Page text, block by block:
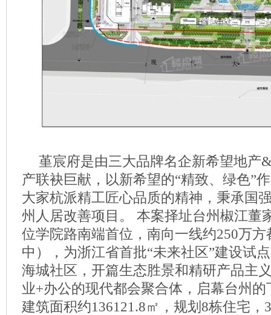
堇宸府是由三大品牌名企新希望地产
产联袂巨献，以新希望的“精致、绿色”
大家杭派精工匠心品质的精神，秉承国
州人居改善项目。 本案择址台州椒江董
位学院路南端首位，南向一线约250万
中），为浙江省首批“未来社区”建设
海城社区，开篇生态胜景和精研产品主
业+办公的现代都会聚合体，启幕台州
建筑面积约136121.8㎡，规划8栋住宅，